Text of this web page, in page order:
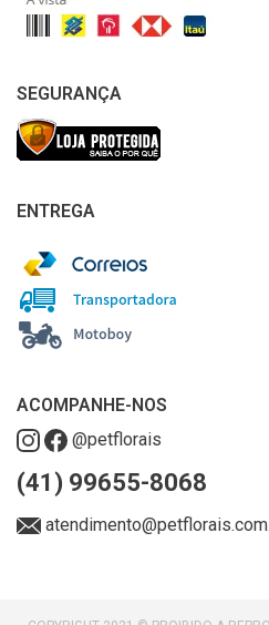
SEGURANÇA
ENTREGA
ACOMPANHE-NOS
@petflorais
(41) 99655-8068